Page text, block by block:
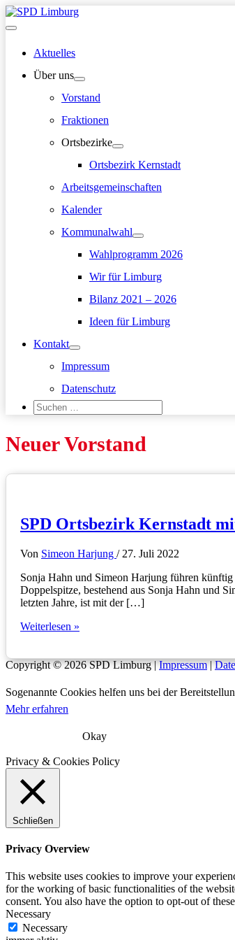
Zum
Inhalt
Hauptmenü
Aktuelles
Über uns
Vorstand
Fraktionen
Ortsbezirke
Ortsbezirk Kernstadt
Arbeitsgemeinschaften
Kalender
Kommunalwahl
Wahlprogramm 2026
Wir für Limburg
Bilanz 2021 – 2026
Ideen für Limburg
Kontakt
Impressum
Datenschutz
Suchen
nach:
Neuer Vorstand
SPD Ortsbezirk Kernstadt
Von Simeon Harjung / 27. Juli 2022
Sonja Hahn und Simeon Harjung führen
Doppelspitze, bestehend aus Sonja Hahn und
letzten Jahre, ist mit der […]
SPD
mit
Vorstand
Weiterlesen »
Copyright © 2026SPD Limburg|Impressum|
Sogenannte Cookies helfen uns bei der
Mehr erfahren
Okay
Privacy & Cookies Policy
Schließen
Privacy Overview
This website uses cookies to improve your
for the working of basic functionalities of the
consent. You also have the option to opt-out of
Necessary
Necessary